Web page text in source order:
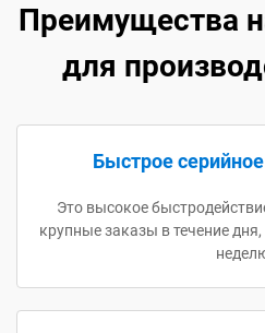
Преимущества
для
Быстрое
Это высокое
крупные заказы в течение